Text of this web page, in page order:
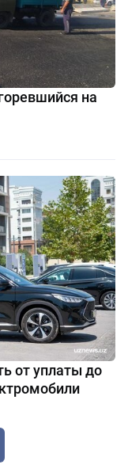
на
от уплаты до